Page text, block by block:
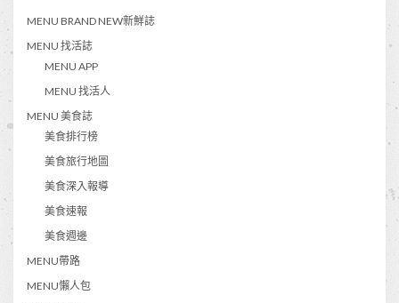
MENU BRAND NEW新鮮誌
MENU 找活誌
MENU APP
MENU 找活人
MENU 美食誌
美食排行榜
美食旅行地圖
美食深入報導
美食速報
美食週邊
MENU帶路
MENU懶人包